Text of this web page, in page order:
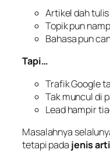
Artikel dah
Topik pun
Bahasa pun
Tapi…
Trafik Google
Tak muncul di
Lead hampir
Masalahnya
tetapi pada jenis